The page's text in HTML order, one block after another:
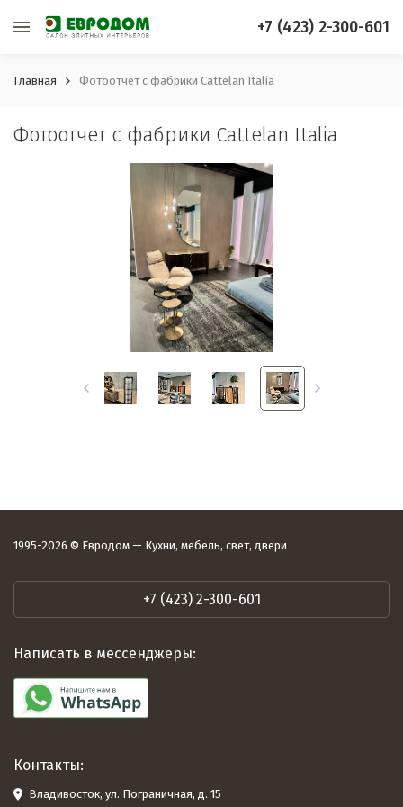
+7 (423) 2-300-601
Главная Фотоотчет с фабрики Cattelan Italia
Фотоотчет с фабрики Cattelan Italia
1995-2026 © Евродом — Кухни, мебель, свет, двери
+7 (423) 2-300-601
Написать в мессенджеры:
Контакты:
Владивосток, ул. Пограничная, д. 15